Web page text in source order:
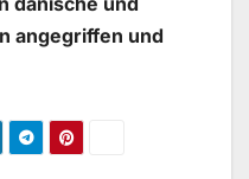
angegriffen und